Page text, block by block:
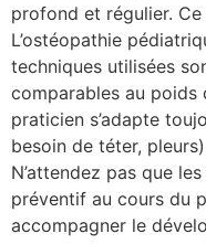
profond et régulier.
L’ostéopathie
techniques utilisées
comparables au poids
praticien s’adapte
besoin de téter,
N’attendez pas que
préventif au cours du
accompagner le